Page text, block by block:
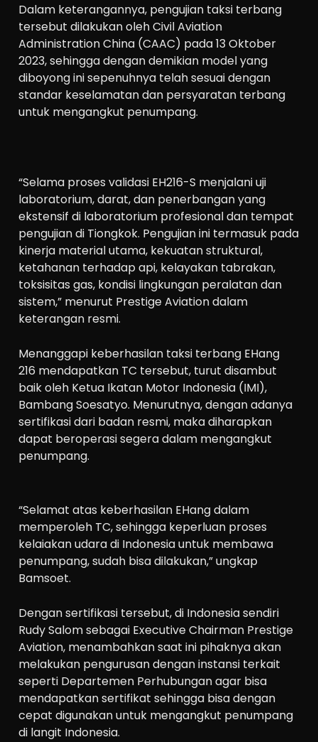
Dalam keterangannya, pengujian taksi terbang
tersebut dilakukan oleh Civil Aviation
Administration China (CAAC) pada 13 Oktober
2023, sehingga dengan demikian model yang
diboyong ini sepenuhnya telah sesuai dengan
standar keselamatan dan persyaratan terbang
untuk mengangkut penumpang.
“Selama proses validasi EH216-S menjalani uji
laboratorium, darat, dan penerbangan yang
ekstensif di laboratorium profesional dan tempat
pengujian di Tiongkok. Pengujian ini termasuk pada
kinerja material utama, kekuatan struktural,
ketahanan terhadap api, kelayakan tabrakan,
toksisitas gas, kondisi lingkungan peralatan dan
sistem,” menurut Prestige Aviation dalam
keterangan resmi.
Menanggapi keberhasilan taksi terbang EHang
216 mendapatkan TC tersebut, turut disambut
baik oleh Ketua Ikatan Motor Indonesia (IMI),
Bambang Soesatyo. Menurutnya, dengan adanya
sertifikasi dari badan resmi, maka diharapkan
dapat beroperasi segera dalam mengangkut
penumpang.
“Selamat atas keberhasilan EHang dalam
memperoleh TC, sehingga keperluan proses
kelaiakan udara di Indonesia untuk membawa
penumpang, sudah bisa dilakukan,” ungkap
Bamsoet.
Dengan sertifikasi tersebut, di Indonesia sendiri
Rudy Salom sebagai Executive Chairman Prestige
Aviation, menambahkan saat ini pihaknya akan
melakukan pengurusan dengan instansi terkait
seperti Departemen Perhubungan agar bisa
mendapatkan sertifikat sehingga bisa dengan
cepat digunakan untuk mengangkut penumpang
di langit Indonesia.